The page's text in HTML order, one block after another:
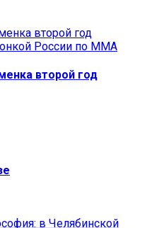
второй год